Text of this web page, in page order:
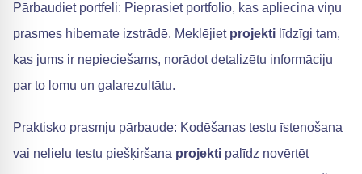
Pārbaudiet portfeli: Pieprasiet portfolio, kas apliecina viņu
prasmes hibernate izstrādē. Meklējiet projekti līdzīgi tam,
kas jums ir nepieciešams, norādot detalizētu informāciju
par to lomu un galarezultātu.
Praktisko prasmju pārbaude: Kodēšanas testu īstenošana
vai nelielu testu piešķiršana projekti palīdz novērtēt